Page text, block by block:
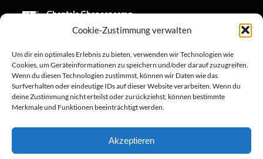
Cookie-Zustimmung verwalten
Um dir ein optimales Erlebnis zu bieten, verwenden wir Technologien wie
Cookies, um Geräteinformationen zu speichern und/oder darauf zuzugreifen.
Wenn du diesen Technologien zustimmst, können wir Daten wie das
Surfverhalten oder eindeutige IDs auf dieser Website verarbeiten. Wenn du
deine Zustimmung nicht erteilst oder zurückziehst, können bestimmte
Merkmale und Funktionen beeinträchtigt werden.
Akzeptieren
Chantals Chancencamp
Juni 30, 2019 - 10:18 am